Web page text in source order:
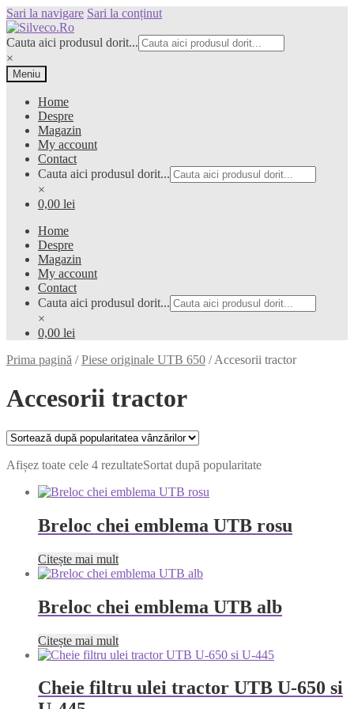
Sari la navigare Sari la conținut
Cauta aici produsul dorit...
×
Meniu
Home
Despre
Magazin
My account
Contact
Cauta aici produsul dorit...
×
0,00 lei
Home
Despre
Magazin
My account
Contact
Cauta aici produsul dorit...
×
0,00 lei
Prima pagină /Piese originale UTB 650 /Accesorii tractor
Accesorii tractor
Afișez toate cele 4 rezultateSortat după popularitate
Breloc chei emblema UTB rosu
Citește mai mult
Breloc chei emblema UTB alb
Citește mai mult
Cheie filtru ulei tractor UTB U-650 si